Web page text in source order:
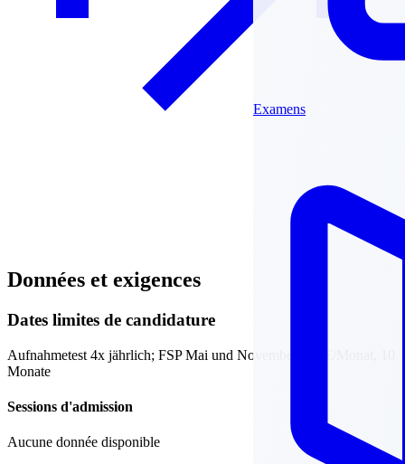
Examens
Données et exigences
Dates limites de candidature
Aufnahmetest 4x jährlich; FSP Mai und November. 550€/Monat, 10
Monate
Sessions d'admission
Aucune donnée disponible